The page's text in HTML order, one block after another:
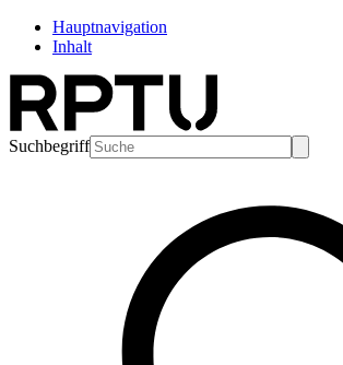
Hauptnavigation
Inhalt
Suchbegriff